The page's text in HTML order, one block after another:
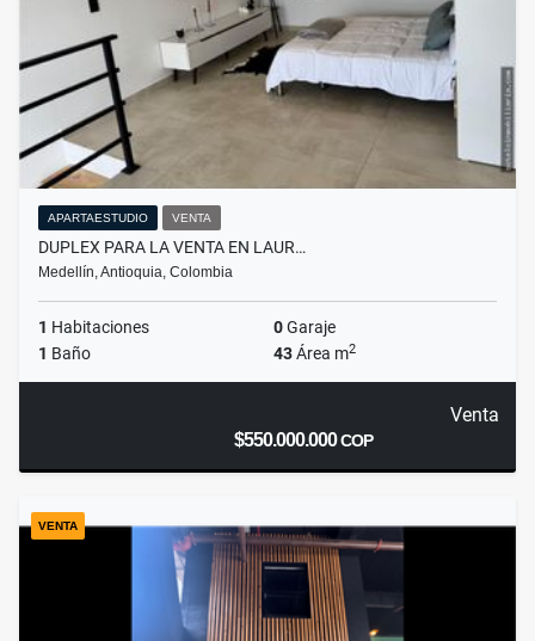
APARTAESTUDIO VENTA
DUPLEX PARA LA VENTA EN LAUR…
Medellín, Antioquia, Colombia
1 Habitaciones 0Garaje
1 Baño 43Área m2
Venta
$550.000.000COP
VENTA